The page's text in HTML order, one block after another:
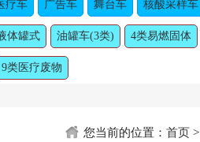
疗车 广告车 舞台车 核酸采样车
体罐式 油罐车(3类) 4类易燃固体
9类医疗废物
您当前的位置： 首页 >